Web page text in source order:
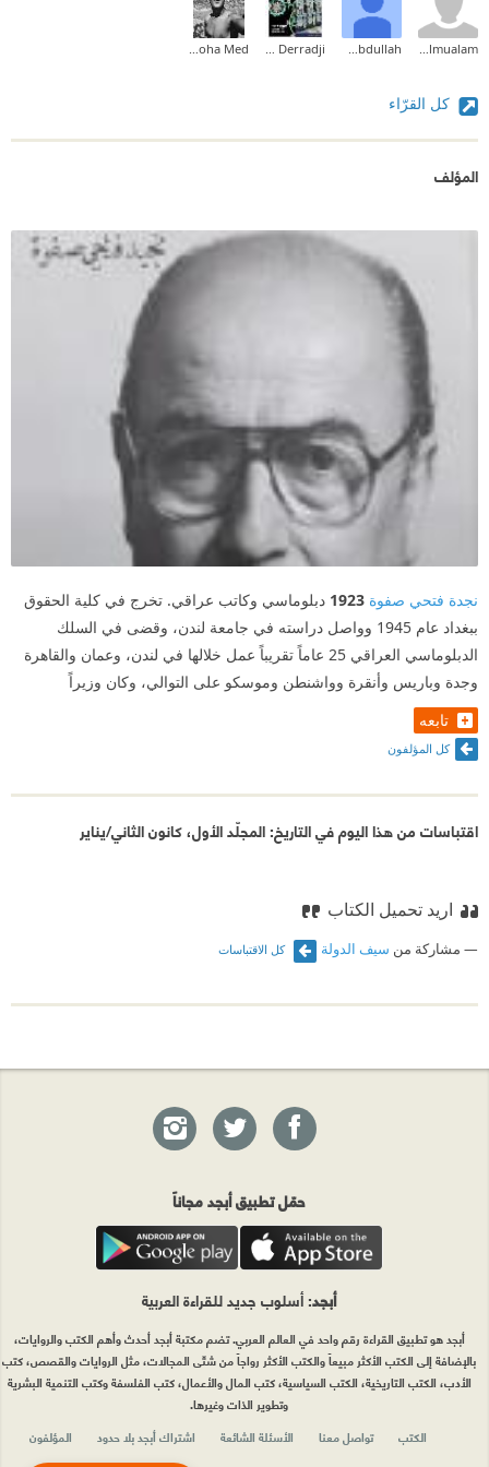
Abotharalmualam
Saad Abdullah
BroderieSamir Derradji
Moha Med
كل القرّاء
المؤلف
نجدة فتحي صفوة 1923 دبلوماسي وكاتب عراقي. تخرج في كلية الحقوق
ببغداد عام 1945 وواصل دراسته في جامعة لندن، وقضى في السلك
الدبلوماسي العراقي 25 عاماً تقريباً عمل خلالها في لندن، وعمان والقاهرة
وجدة وباريس وأنقرة وواشنطن وموسكو على التوالي، وكان وزيراً
تابعه
كل المؤلفون
اقتباسات من هذا اليوم في التاريخ: المجلّد الأول، كانون الثاني/يناير
اريد تحميل الكتاب
مشاركة من سيف الدولة كل الاقتباسات
حمّل تطبيق أبجد مجاناً
أبجد: أسلوب جديد للقراءة العربية
أبجد هو تطبيق القراءة رقم واحد في العالم العربي. تضم مكتبة أبجد أحدث وأهم الكتب والروايات،
بالإضافة إلى الكتب الأكثر مبيعاً والكتب الأكثر رواجاً من شتّى المجالات، مثل الروايات والقصص، كتب
الأدب، الكتب التاريخية، الكتب السياسية، كتب المال والأعمال، كتب الفلسفة وكتب التنمية البشرية
وتطوير الذات وغيرها.
الكتب
تواصل معنا الأسئلة الشائعة اشتراك أبجد بلا حدود المؤلفون